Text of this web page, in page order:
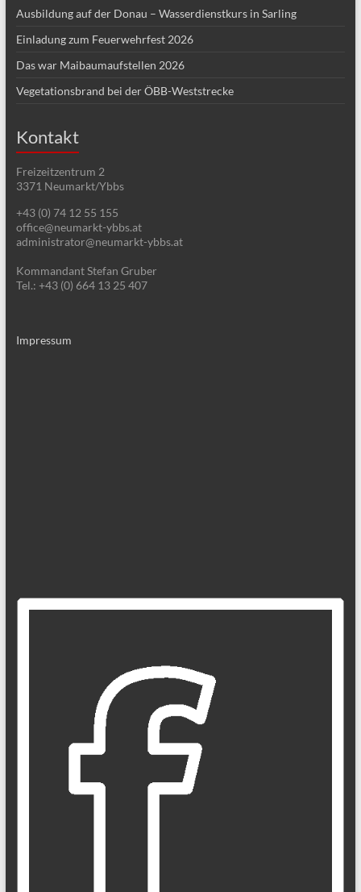
Ausbildung auf der Donau – Wasserdienstkurs in Sarling
Einladung zum Feuerwehrfest 2026
Das war Maibaumaufstellen 2026
Vegetationsbrand bei der ÖBB-Weststrecke
Kontakt
Freizeitzentrum 2
3371 Neumarkt/Ybbs
+43 (0) 74 12 55 155
office@neumarkt-ybbs.at
administrator@neumarkt-ybbs.at
Kommandant Stefan Gruber
Tel.: +43 (0) 664 13 25 407
Impressum